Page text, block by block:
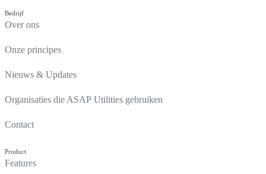
Bedrijf
Over ons
Onze principes
Nieuws & Updates
Organisaties die ASAP Utilities gebruiken
Contact
Product
Features